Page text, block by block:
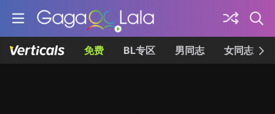
免费 BL专区 男同志 女同志